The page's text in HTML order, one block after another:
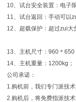
10、试台安全装置：电子
11、试台返回：手动可以
12、超载保护：超过zui
13、主机尺寸：960＊
14、主机重量：1200kg；
公司承诺：
1.购机前，我们专门派技
2.购机后，将免费指派技